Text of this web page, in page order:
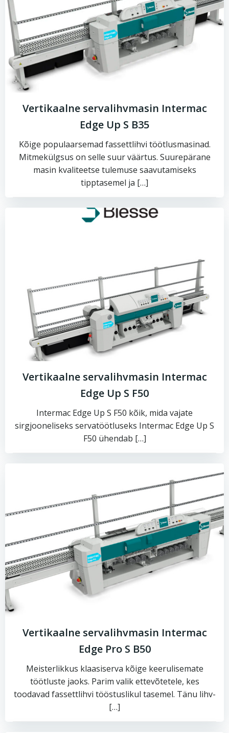
Vertikaalne servalihvmasin Intermac
Edge Up S B35
Kõige populaarsemad fassettlihvi töötlusmasinad.
Mitmekülgsus on selle suur väärtus. Suurepärane
masin kvaliteetse tulemuse saavutamiseks
tipptasemel ja […]
Vertikaalne servalihvmasin Intermac
Edge Up S F50
Intermac Edge Up S F50 kõik, mida vajate
sirgjooneliseks servatöötluseks Intermac Edge Up S
F50 ühendab […]
Vertikaalne servalihvmasin Intermac
Edge Pro S B50
Meisterlikkus klaasiserva kõige keerulisemate
töötluste jaoks. Parim valik ettevõtetele, kes
toodavad fassettlihvi tööstuslikul tasemel. Tänu lihv-
[…]